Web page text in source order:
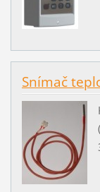
Snímač